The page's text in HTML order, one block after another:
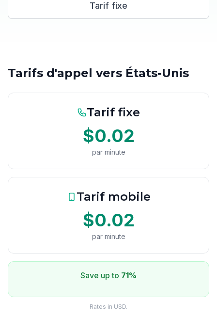
Tarif fixe
Tarifs d'appel vers États-Unis
Tarif fixe
$0.02
par minute
Tarif mobile
$0.02
par minute
Save up to 71%
Rates in USD.